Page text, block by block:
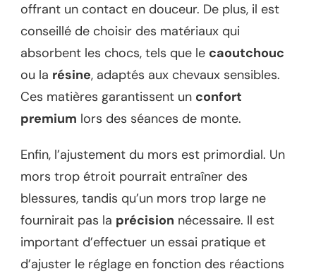
offrant un contact en douceur. De plus, il est
conseillé de choisir des matériaux qui
absorbent les chocs, tels que le caoutchouc
ou la résine, adaptés aux chevaux sensibles.
Ces matières garantissent un confort
premium lors des séances de monte.
Enfin, l’ajustement du mors est primordial. Un
mors trop étroit pourrait entraîner des
blessures, tandis qu’un mors trop large ne
fournirait pas la précision nécessaire. Il est
important d’effectuer un essai pratique et
d’ajuster le réglage en fonction des réactions